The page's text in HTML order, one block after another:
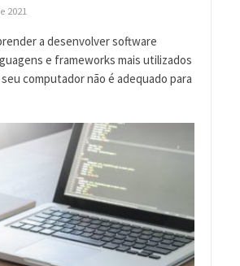
2021
a desenvolver software
e frameworks mais utilizados
computador não é adequado para